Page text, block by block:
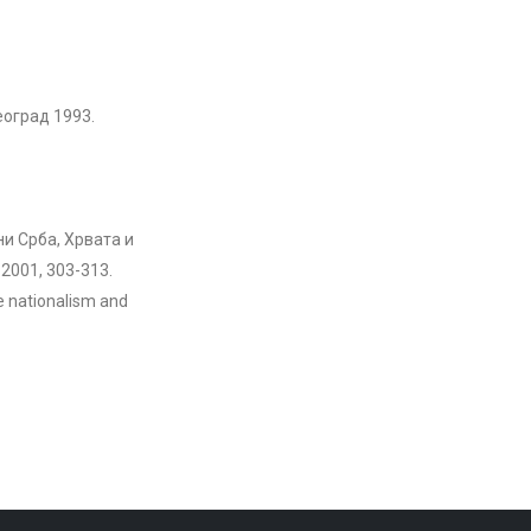
1993.
Срба, Хрвата и
303-313.
nationalism and